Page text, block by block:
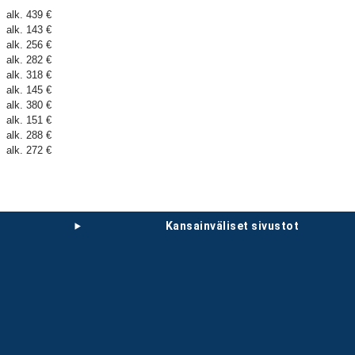
alk. 439 €
alk. 143 €
alk. 256 €
alk. 282 €
alk. 318 €
alk. 145 €
alk. 380 €
alk. 151 €
alk. 288 €
alk. 272 €
kansainväliset sivustot